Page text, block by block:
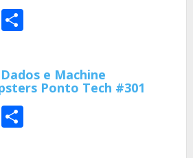
Twitter
e Machine
Ponto Tech #301
Twitter